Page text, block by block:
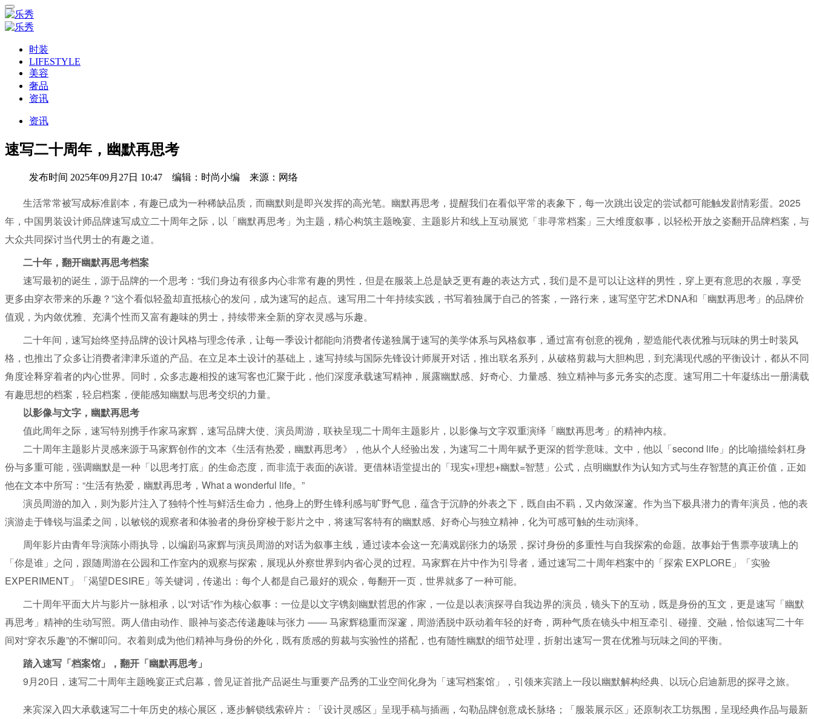
时装
LIFESTYLE
美容
奢品
资讯
资讯
速写二十周年，幽默再思考
发布时间 2025年09月27日 10:47 编辑：时尚小编 来源：网络
生活常常被写成标准剧本，有趣已成为一种稀缺品质，而幽默则是即兴发挥的高光笔。幽默再思考，提醒我们在看似平常的表象下，每一次跳出设定的尝试都可能触发剧情彩蛋。2025
年，中国男装设计师品牌速写成立二十周年之际，以「幽默再思考」为主题，精心构筑主题晚宴、主题影片和线上互动展览「非寻常档案」三大维度叙事，以轻松开放之姿翻开品牌档案，与
大众共同探讨当代男士的有趣之道。
二十年，翻开幽默再思考档案
速写最初的诞生，源于品牌的一个思考：“我们身边有很多内心非常有趣的男性，但是在服装上总是缺乏更有趣的表达方式，我们是不是可以让这样的男性，穿上更有意思的衣服，享受
更多由穿衣带来的乐趣？”这个看似轻盈却直抵核心的发问，成为速写的起点。速写用二十年持续实践，书写着独属于自己的答案，一路行来，速写坚守艺术DNA和「幽默再思考」的品牌价
值观，为内敛优雅、充满个性而又富有趣味的男士，持续带来全新的穿衣灵感与乐趣。
二十年间，速写始终坚持品牌的设计风格与理念传承，让每一季设计都能向消费者传递独属于速写的美学体系与风格叙事，通过富有创意的视角，塑造能代表优雅与玩味的男士时装风
格，也推出了众多让消费者津津乐道的产品。在立足本土设计的基础上，速写持续与国际先锋设计师展开对话，推出联名系列，从破格剪裁与大胆构思，到充满现代感的平衡设计，都从不同
角度诠释穿着者的内心世界。同时，众多志趣相投的速写客也汇聚于此，他们深度承载速写精神，展露幽默感、好奇心、力量感、独立精神与多元务实的态度。速写用二十年凝练出一册满载
有趣思想的档案，轻启档案，便能感知幽默与思考交织的力量。
以影像与文字，幽默再思考
值此周年之际，速写特别携手作家马家辉，速写品牌大使、演员周游，联袂呈现二十周年主题影片，以影像与文字双重演绎「幽默再思考」的精神内核。
二十周年主题影片灵感来源于马家辉创作的文本《生活有热爱，幽默再思考》，他从个人经验出发，为速写二十周年赋予更深的哲学意味。文中，他以「second life」的比喻描绘斜杠身
份与多重可能，强调幽默是一种「以思考打底」的生命态度，而非流于表面的诙谐。更借林语堂提出的「现实+理想+幽默=智慧」公式，点明幽默作为认知方式与生存智慧的真正价值，正如
他在文本中所写：“生活有热爱，幽默再思考，What a wonderful life。”
演员周游的加入，则为影片注入了独特个性与鲜活生命力，他身上的野生锋利感与旷野气息，蕴含于沉静的外表之下，既自由不羁，又内敛深邃。作为当下极具潜力的青年演员，他的表
演游走于锋锐与温柔之间，以敏锐的观察者和体验者的身份穿梭于影片之中，将速写客特有的幽默感、好奇心与独立精神，化为可感可触的生动演绎。
周年影片由青年导演陈小雨执导，以编剧马家辉与演员周游的对话为叙事主线，通过读本会这一充满戏剧张力的场景，探讨身份的多重性与自我探索的命题。故事始于售票亭玻璃上的
「你是谁」之问，跟随周游在公园和工作室内的观察与探索，展现从外察世界到内省心灵的过程。马家辉在片中作为引导者，通过速写二十周年档案中的「探索 EXPLORE」「实验
EXPERIMENT」「渴望DESIRE」等关键词，传递出：每个人都是自己最好的观众，每翻开一页，世界就多了一种可能。
二十周年平面大片与影片一脉相承，以“对话”作为核心叙事：一位是以文字镌刻幽默哲思的作家，一位是以表演探寻自我边界的演员，镜头下的互动，既是身份的互文，更是速写「幽默
再思考」精神的生动写照。两人借由动作、眼神与姿态传递趣味与张力 —— 马家辉稳重而深邃，周游洒脱中跃动着年轻的好奇，两种气质在镜头中相互牵引、碰撞、交融，恰似速写二十年
间对“穿衣乐趣”的不懈叩问。衣着则成为他们精神与身份的外化，既有质感的剪裁与实验性的搭配，也有随性幽默的细节处理，折射出速写一贯在优雅与玩味之间的平衡。
踏入速写「档案馆」，翻开「幽默再思考」
9月20日，速写二十周年主题晚宴正式启幕，曾见证首批产品诞生与重要产品秀的工业空间化身为「速写档案馆」，引领来宾踏上一段以幽默解构经典、以玩心启迪新思的探寻之旅。
来宾深入四大承载速写二十年历史的核心展区，逐步解锁线索碎片：「设计灵感区」呈现手稿与插画，勾勒品牌创意成长脉络；「服装展示区」还原制衣工坊氛围，呈现经典作品与最新